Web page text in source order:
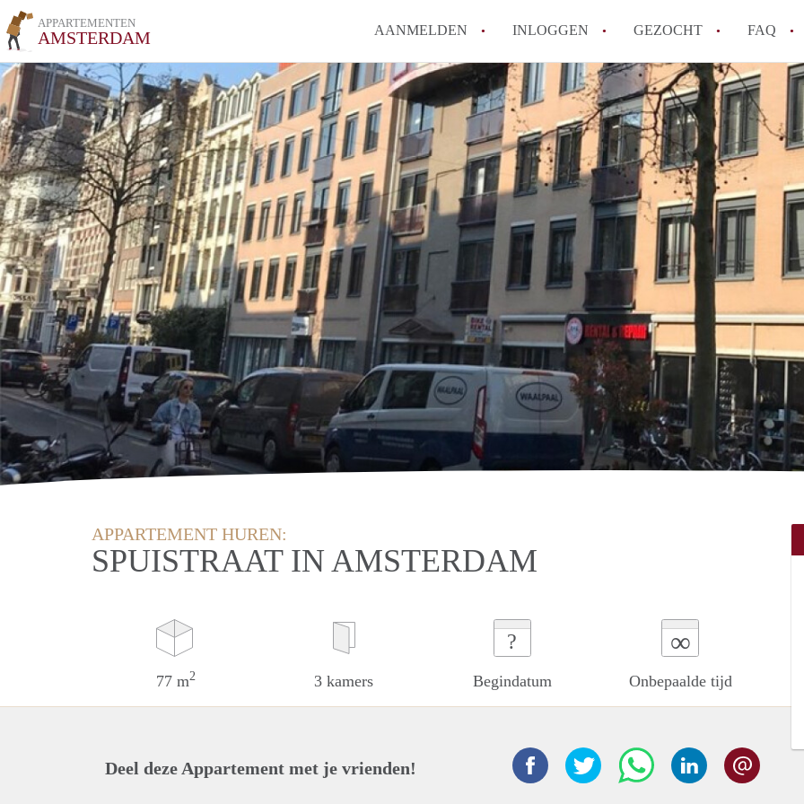
APPARTEMENTEN
AMSTERDAM AANMELDEN INLOGGEN GEZOCHT FAQ
Wat is de Wet Betaalbare Huur en wat
Amsterdam?
Wat zijn de voordelen van het huren van
Hoe vind je een goedkoop appartement in
Wat zijn de verplichtingen van een
Kan je beter een appartement huren of
Alle veelgestelde vragen
APPARTEMENT HUREN:
SPUISTRAAT IN AMSTERDAM
77 m2 3 kamers
?
Begindatum
∞
Onbepaalde tijd
Deel deze Appartement met je vrienden!